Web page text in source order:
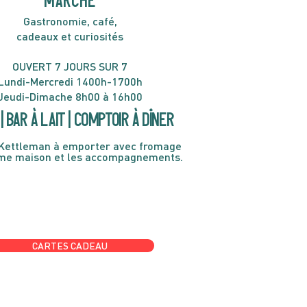
Gastronomie, café,
cadeaux et curiosités
OUVERT 7 JOURS SUR 7
Mercredi 1400h-1700h
Dimache 8h00 à 16h00
Bar à lait | Comptoir à dîner
à emporter avec fromage
maison et les accompagnements.
CARTES CADEAU